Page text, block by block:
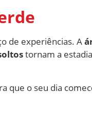
de experiências. A
tornam a
que o seu dia